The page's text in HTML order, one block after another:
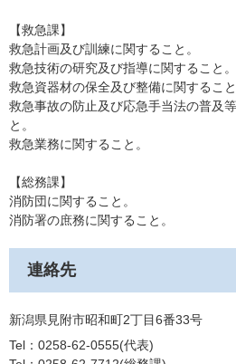
【救急課】
救急計画及び訓練に関すること。
救急技術の研究及び指導に関すること。
救急資器材の保全及び整備に関すること
救急事故の防止及び応急手当法の普及
と。
救急業務に関すること。
【総務課】
消防団に関すること。
消防署の庶務に関すること。
連絡先
新潟県見附市昭和町2丁目6番33号
Tel：0258-62-0555 代表